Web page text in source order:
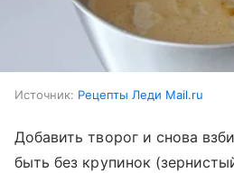
Источник: Рецепты Леди Mail.ru
Добавить творог и снова
быть без крупинок